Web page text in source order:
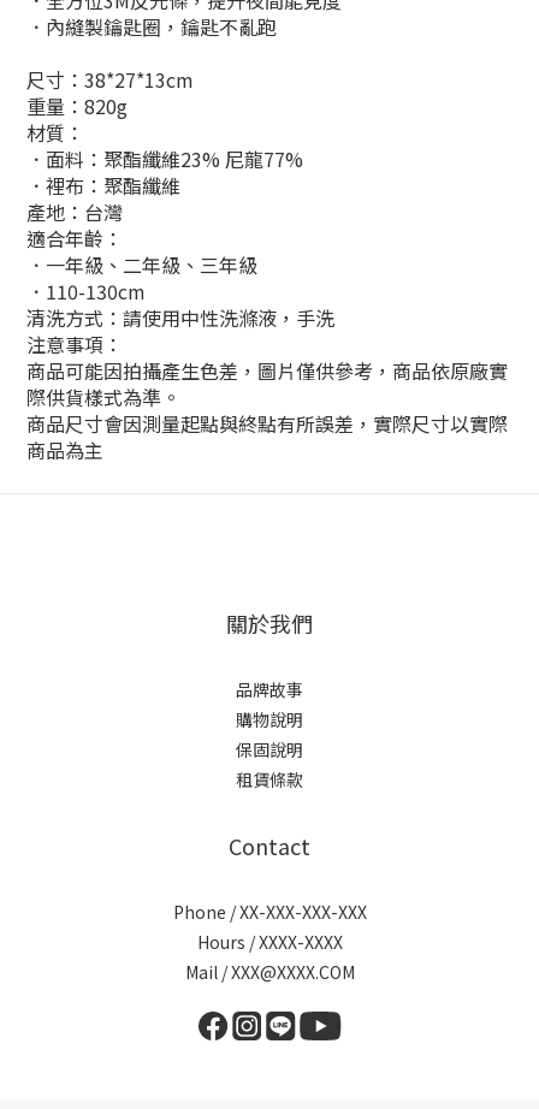
．內縫製鑰匙圈，鑰匙不亂跑
尺寸：38*27*13cm
重量：820g
材質：
．面料：聚酯纖維23% 尼龍77%
．裡布：聚酯纖維
產地：台灣
適合年齡：
．一年級、二年級、三年級
．110-130cm
清洗方式：請使用中性洗滌液，手洗
注意事項：
商品可能因拍攝產生色差，圖片僅供參考，商品依原廠實
際供貨樣式為準。
商品尺寸會因測量起點與終點有所誤差，實際尺寸以實際
商品為主
關於我們
品牌故事
購物說明
保固說明
租賃條款
Contact
Phone / XX-XXX-XXX-XXX
Hours / XXXX-XXXX
Mail / XXX@XXXX.COM